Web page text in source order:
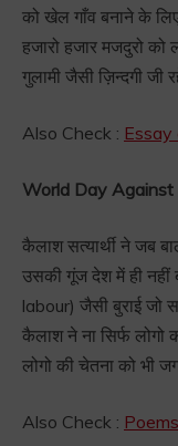
को खेल गाँव बनाने के
हजारो हजार मजदुरो को
गुलामी जैसी ज़िन्दगी जी
Also Check : Essay
World Day Against
कैलाश सत्यार्थी ने जब
उसकी गूंज देश में ही नहीं
labour) जैसी बुराई जो
कैलाश ने ना सिर्फ लोगो
लोगो की चेतना को भी
Also Check :